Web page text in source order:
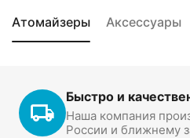
Атомайзеры Аксессуары
Быстро и
Наша компания
России и ближнему